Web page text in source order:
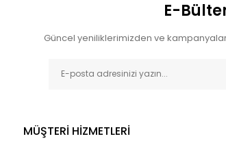
E-
Güncel yeniliklerimizden ve
MÜŞTERİ HİZMETLERİ